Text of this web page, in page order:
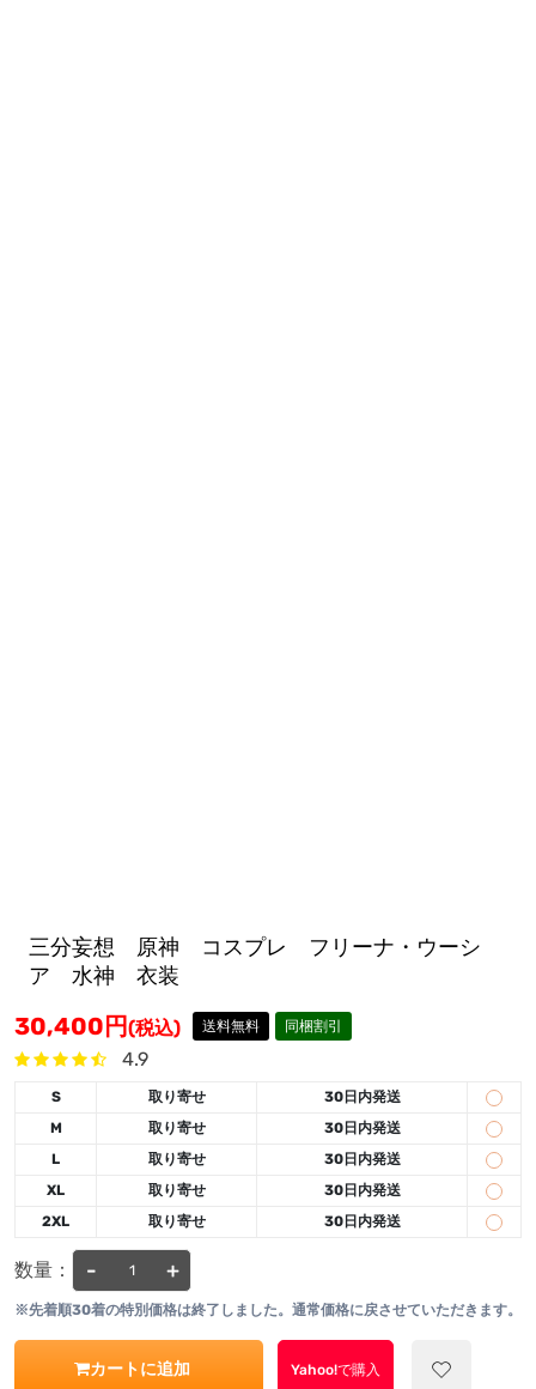
三分妄想 原神 コスプレ フリーナ・ウーシ
ア 水神 衣装
30,400 円(税込) 送料無料 同梱割引
4.9
S 取り寄せ
30日内発送
M
取り寄せ
30日内発送
L
取り寄せ
30日内発送
XL
取り寄せ
30日内発送
2XL
取り寄せ 30日内発送
数量： - +
※先着順30着の特別価格は終了しました。通常価格に戻させていただきます。
カートに追加 Yahoo!で購入